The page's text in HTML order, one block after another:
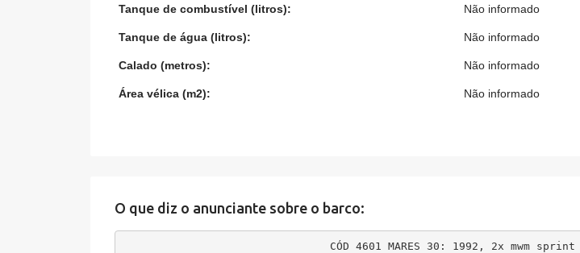
Tanque de combustível (litros): Não informado
Tanque de água (litros): Não informado
Calado (metros): Não informado
Área vélica (m2): Não informado
O que diz o anunciante sobre o barco:
CÓD 4601 MARES 30: 1992, 2x mwm